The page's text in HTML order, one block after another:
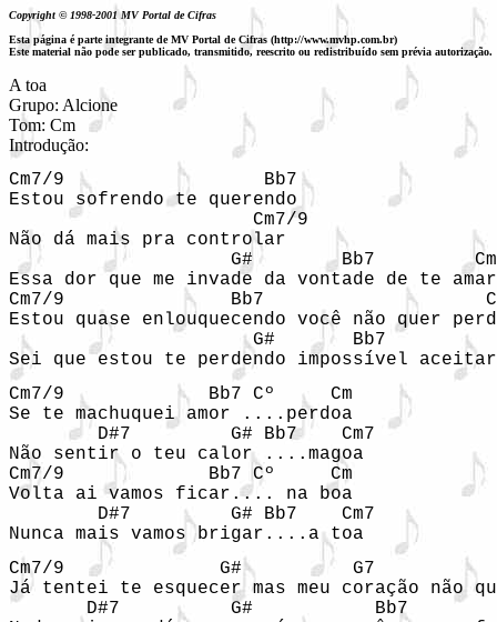
Copyright © 1998-2001 MV Portal de Cifras
Esta página é parte integrante de MV Portal de Cifras (http://www.mvhp.com.br)
Este material não pode ser publicado, transmitido, reescrito ou redistribuído sem prévia autorização.
A toa
Grupo: Alcione
Tom: Cm
Introdução:
Cm7/9                  Bb7
Estou sofrendo te querendo
                      Cm7/9
Não dá mais pra controlar
G#        Bb7
Essa dor que me invade da vontade de te amar
Cm7/9               Bb7
Estou quase enlouquecendo você não quer
G#       Bb7
Sei que estou te perdendo impossível
Cm7/9             Bb7 Cº     Cm
Se te machuquei amor ....perdoa
        D#7         G# Bb7    Cm7
Não sentir o teu calor ....magoa
Cm7/9             Bb7 Cº     Cm
Volta ai vamos ficar.... na boa
        D#7         G# Bb7    Cm7
Nunca mais vamos brigar....a toa
Cm7/9              G#          G7
Já tentei te esquecer mas meu coração não
D#7          G#           Bb7